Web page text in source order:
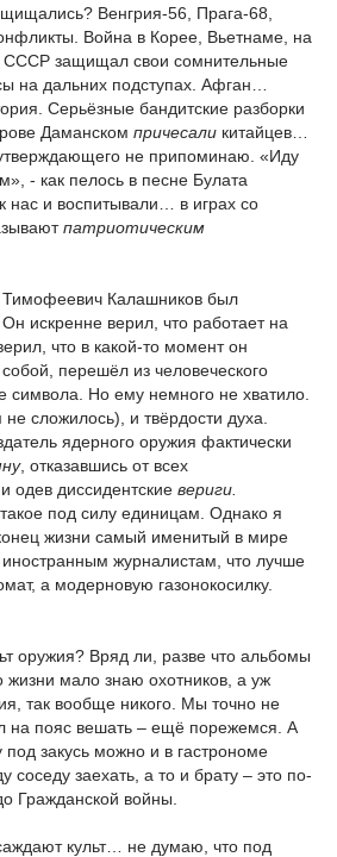
Венгрия-56, Прага-68,
Война в Корее, Вьетнаме, на
СССР защищал свои сомнительные
на дальних подступах. Афган…
Серьёзные бандитские разборки
Даманском причесали китайцев…
не припоминаю. «Иду
- как пелось в песне Булата
нас и воспитывали… в играх со
патриотическим
Калашников был
искренне верил, что работает на
что в какой-то момент он
перешёл из человеческого
символа. Но ему немного не хватило.
сложилось), и твёрдости духа.
ядерного оружия фактически
, отказавшись от всех
одев диссидентские вериги.
под силу единицам. Однако я
жизни самый именитый в мире
журналистам, что лучше
а модерновую газонокосилку.
оружия? Вряд ли, разве что альбомы
жизни мало знаю охотников, а уж
так вообще никого. Мы точно не
на пояс вешать – ещё порежемся. А
под закусь можно и в гастрономе
соседу заехать, а то и брату – это по-
Гражданской войны.
культ… не думаю, что под